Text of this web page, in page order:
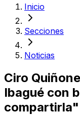
Inicio
Secciones
Noticias
Ciro
Ibagué con
compartirla"